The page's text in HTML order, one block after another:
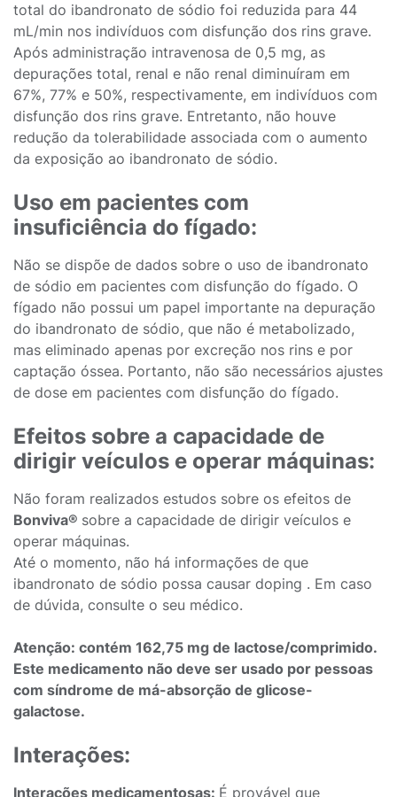
total do ibandronato de sódio foi reduzida para 44
mL/min nos indivíduos com disfunção dos rins grave.
Após administração intravenosa de 0,5 mg, as
depurações total, renal e não renal diminuíram em
67%, 77% e 50%, respectivamente, em indivíduos com
disfunção dos rins grave. Entretanto, não houve
redução da tolerabilidade associada com o aumento
da exposição ao ibandronato de sódio.
Uso em pacientes com
insuficiência do fígado:
Não se dispõe de dados sobre o uso de ibandronato
de sódio em pacientes com disfunção do fígado. O
fígado não possui um papel importante na depuração
do ibandronato de sódio, que não é metabolizado,
mas eliminado apenas por excreção nos rins e por
captação óssea. Portanto, não são necessários ajustes
de dose em pacientes com disfunção do fígado.
Efeitos sobre a capacidade de
dirigir veículos e operar máquinas:
Não foram realizados estudos sobre os efeitos de
Bonviva® sobre a capacidade de dirigir veículos e
operar máquinas.
Até o momento, não há informações de que
ibandronato de sódio possa causar doping . Em caso
de dúvida, consulte o seu médico.
Atenção: contém 162,75 mg de lactose/comprimido.
Este medicamento não deve ser usado por pessoas
com síndrome de má-absorção de glicose-
galactose.
Interações:
Interações medicamentosas: É provável que